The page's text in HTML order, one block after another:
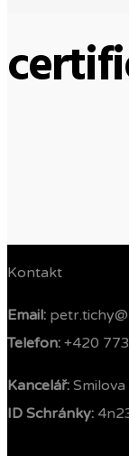
Kontakt
Email:
Telefon: ‭ +420
Kancelář:
ID Schránky: